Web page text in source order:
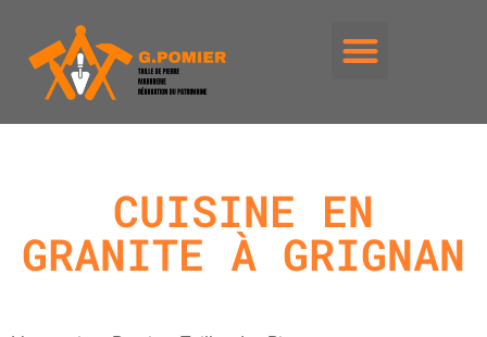
CUISINE EN
GRANITE À GRIGNAN